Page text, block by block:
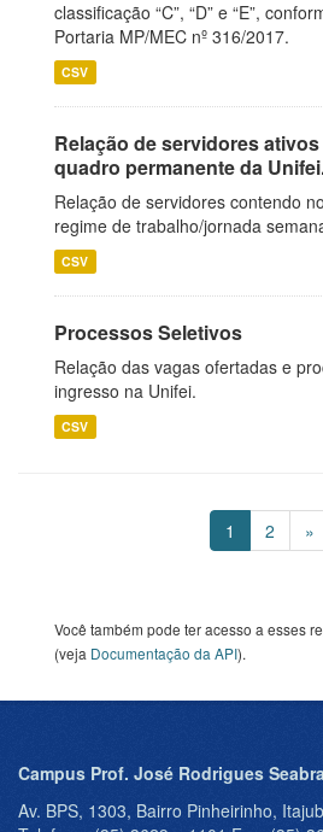
classificação “C”, “D” e “E”,
Portaria MP/MEC nº 316/2017.
CSV
Relação de servidores
quadro permanente da
Relação de servidores contendo
regime de trabalho/jornada
CSV
Processos Seletivos
Relação das vagas ofertadas e
ingresso na Unifei.
CSV
1 2 »
Você também pode ter acesso a esses
(veja Documentação da API).
Campus Prof. José Rodrigues
Av. BPS, 1303, Bairro Pinheirinho,